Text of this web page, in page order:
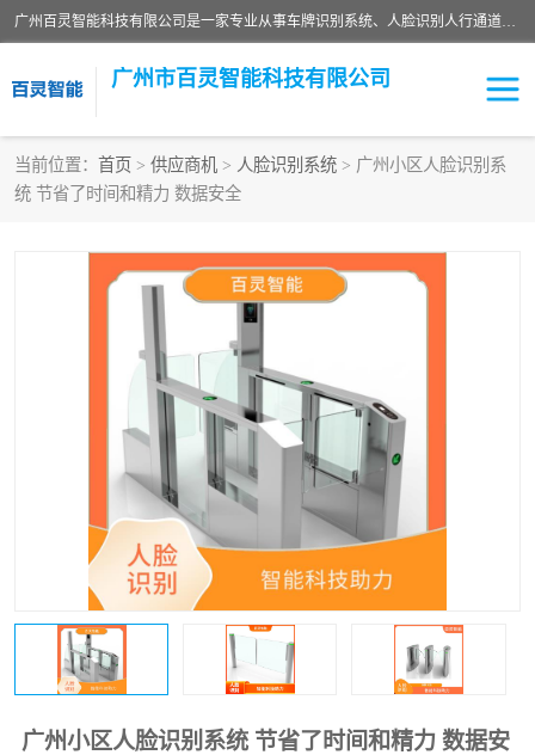
广州百灵智能科技有限公司是一家专业从事车牌识别系统、人脸识别人行通道、安防监控交通设施、停车场智能管理系统、停车场云平台、车牌识别一体机、自动道闸、通道设备、交通设施及交通划线等产品研发、生产和销售的高新技术企业。
广州市百灵智能科技有限公司
当前位置： 首页 > 供应商机 > 人脸识别系统 > 广州小区人脸识别系
统 节省了时间和精力 数据安全
广州小区人脸识别系统 节省了时间和精力 数据安
安防监控红外报警系统
人脸识别系统